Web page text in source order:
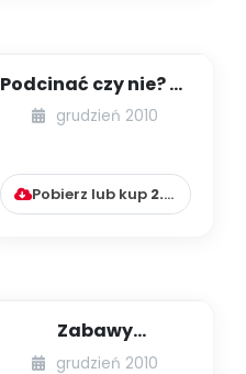
Podcinać czy nie? (o
wędzidełku
podjęzykowym)
grudzień 2010
Pobierz lub kup 2.99 zł
Zabawy
fundamentalne idą
grudzień 2010